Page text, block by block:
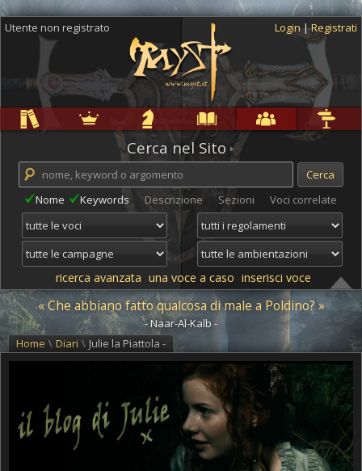
Utente non registrato Login |Registrati
Cerca nel Sito
Nome Keywords Descrizione Sezioni Voci correlate
ricerca avanzata una voce a caso inserisci voce
« Che abbiano fatto qualcosa di male a Poldino? »
- Naar-Al-Kalb -
Home \ Diari \ Julie la Piattola -